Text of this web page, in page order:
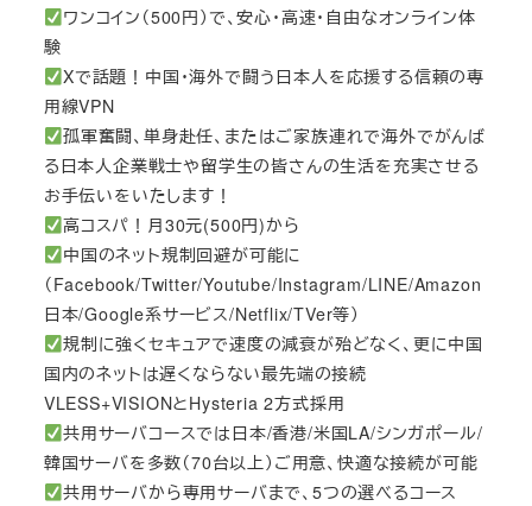
ワンコイン（500円）で、安心・高速・自由なオンライン体
験
Xで話題！中国・海外で闘う日本人を応援する信頼の専
用線VPN
孤軍奮闘、単身赴任、またはご家族連れで海外でがんば
る日本人企業戦士や留学生の皆さんの生活を充実させる
お手伝いをいたします！
高コスパ！月30元(500円)から
中国のネット規制回避が可能に
（Facebook/Twitter/Youtube/Instagram/LINE/Amazon
日本/Google系サービス/Netflix/TVer等）
規制に強くセキュアで速度の減衰が殆どなく、更に中国
国内のネットは遅くならない最先端の接続
VLESS+VISIONとHysteria 2方式採用
共用サーバコースでは日本/香港/米国LA/シンガポール/
韓国サーバを多数（70台以上）ご用意、快適な接続が可能
共用サーバから専用サーバまで、5つの選べるコース